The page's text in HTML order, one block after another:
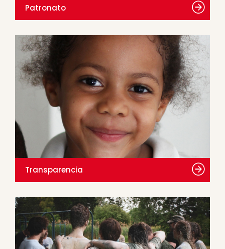
Patronato
Transparencia